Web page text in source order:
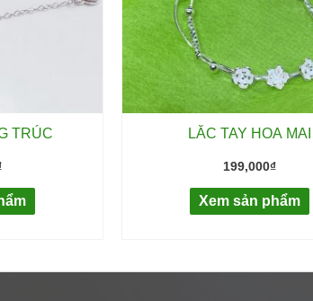
TRÚC LẮC TAY HOA MAI
199,000₫
Xem sản phẩm